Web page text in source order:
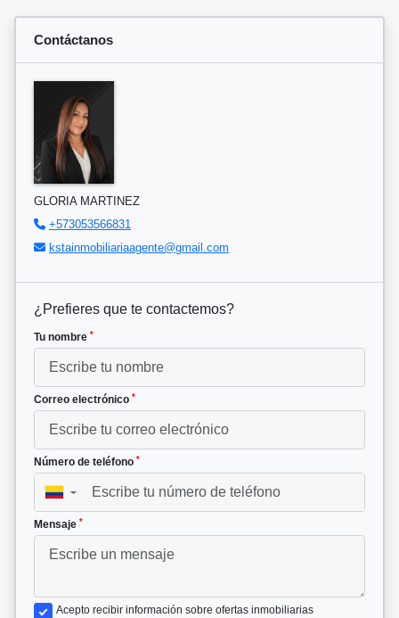
Contáctanos
GLORIA MARTINEZ
+573053566831
kstainmobiliariaagente@gmail.com
¿Prefieres que te contactemos?
Tu nombre *
Correo electrónico *
Número de teléfono *
▼
Mensaje *
Acepto recibir información sobre ofertas inmobiliarias